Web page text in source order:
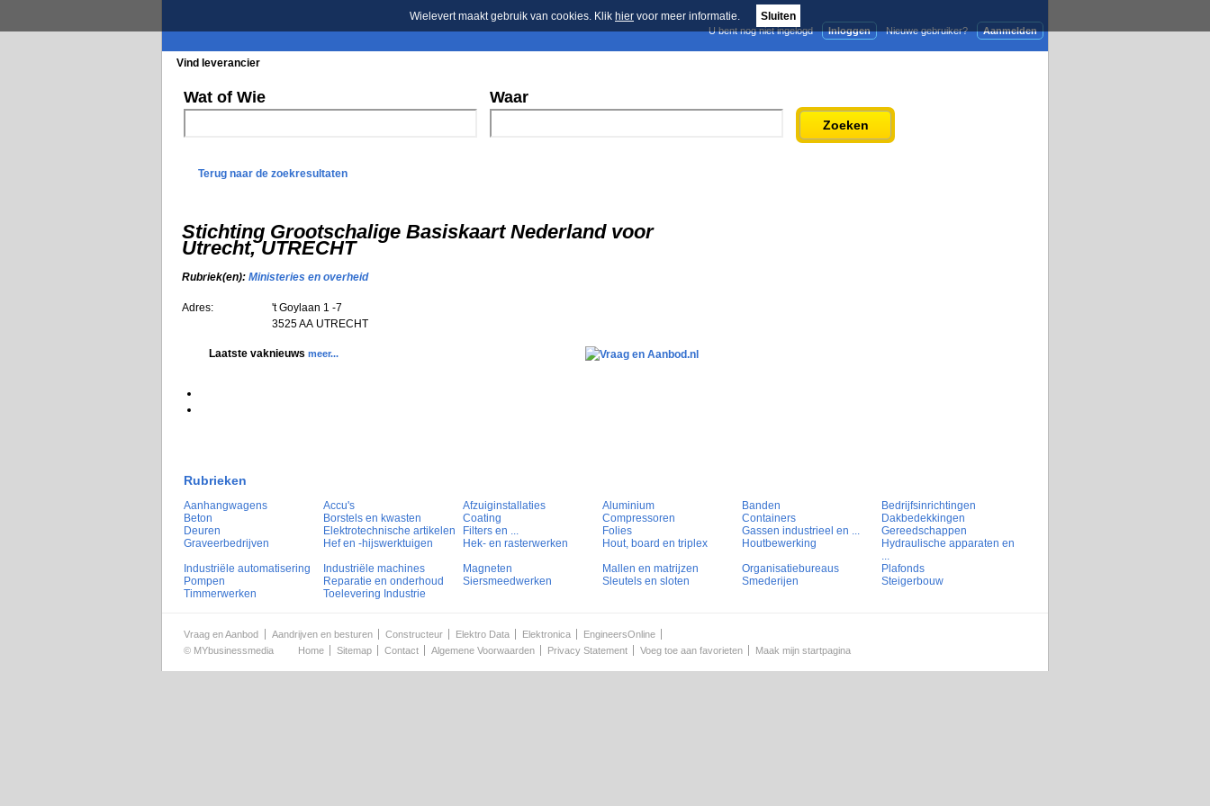
Wielevert maakt gebruik van cookies. Klik hier voor meer informatie. Sluiten
Aanmelden
Nieuwe gebruiker?
Inloggen
U bent nog niet ingelogd
Vind leverancier
Wat of Wie Waar
Zoeken
Terug naar de zoekresultaten
Stichting Grootschalige Basiskaart Nederland voor
Utrecht, UTRECHT
Rubriek(en): Ministeries en overheid
Adres:
't Goylaan 1 -7
3525 AA UTRECHT
Laatste vaknieuws meer...
Rubrieken
Aanhangwagens Accu's Afzuiginstallaties Aluminium Banden
Bedrijfsinrichtingen
Beton
Borstels en kwasten Coating Compressoren Containers
Dakbedekkingen
Deuren
Elektrotechnische artikelen Filters en ... Folies Gassen industrieel en ...
Gereedschappen
Graveerbedrijven
Hef en -hijswerktuigen Hek- en rasterwerken Hout, board en triplex Houtbewerking
Hydraulische apparaten en
Industriële automatisering
Industriële machines Magneten Mallen en matrijzen Organisatiebureaus
Plafonds
Pompen
Reparatie en onderhoud Siersmeedwerken Sleutels en sloten Smederijen
Steigerbouw
Timmerwerken
Toelevering Industrie
Vraag en Aanbod Aandrijven en besturen Constructeur Elektro Data Elektronica
EngineersOnline
© MYbusinessmedia Home Sitemap Contact Algemene Voorwaarden Privacy Statement Voeg toe aan favorieten Maak mijn startpagina